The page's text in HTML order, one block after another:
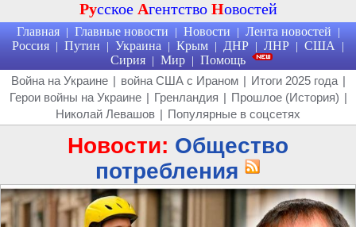
Русское Агентство Новостей
Главная | Главные новости | Новости | Лента новостей |
Россия | Путин | Украина | Крым | ДНР | ЛНР | США |
Сирия | Мир | Помощь
Война на Украине | война США с Ираном | Итоги 2025 года |
Герои войны на Украине | Гренландия | Прошлое (История) |
Николай Левашов | Популярные в соцсетях
Новости: Общество
потребления